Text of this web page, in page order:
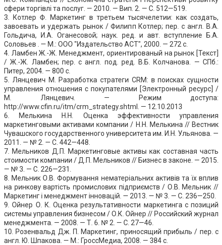
сфери торгівлі та послуг. — 2010. — Вип. 2. — С. 512—519.
3. Котлер Ф. Маркетинг в третьем тысячелетии: как создать,
завоевать и удержать рынок / Филипп Котлер; пер. с англ. В.А.
Гольдича, И.А. Оганесовой; наук. ред. и авт. вступление Б.А.
Соловьев . — М.: ООО "Издательство АСТ", 2000. — 272 с.
4. Ламбен Ж.-Ж. Менеджмент, ориентированый на рынок [Текст]
/ Ж.-Ж. Ламбен; пер. с англ. под. ред. В.Б. Колчанова. — СПб.:
Питер, 2004. — 800 с.
5. Лянцевич М. Разработка стратеги CRM: в поисках сущности
управления отношения с покупателями [Электронный ресурс] /
М. Лянцевич. — Режим доступа:
http://www.cfin.ru/itm/crm_strategy.shtml. — 12.10.2013
6. Мелькина Н.Н. Оценка эффективности управления
маркетинговыми активами компании / Н.Н. Мелькина // Вестник
Чувашского государственного университета им. И.Н. Ульянова. —
2011. — № 2. — С. 442—448.
7. Мельников Д.П. Маркетинговые активы как составная часть
стоимости компании / Д.П. Мельников // Бизнес в законе. — 2015.
— № 3. — С. 226—231.
8. Мельник О.В. Формування нематеріальних активів та їх вплив
на ринкову вартість промислових підприємств / О.В. Мельник //
Маркетинг і менеджмент інновацій. — 2013. — № 3. — С. 236—250.
9. Ойнер О. К. Оценка результативности маркетинга с позиций
системы управления бизнесом / О.К. Ойнер // Российский журнал
менеджмента. — 2008. — Т. 6. № 2. — С. 27—46.
10. Розенвальд Дж. П. Маркетинг, приносящий прибыль / пер. с
англ. Ю. Шпакова. — М.: ГроссМедиа, 2008. — 384 с.